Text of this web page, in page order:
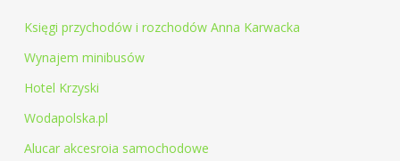
Księgi przychodów i rozchodów Anna Karwacka
Wynajem minibusów
Hotel Krzyski
Wodapolska.pl
Alucar akcesroia samochodowe